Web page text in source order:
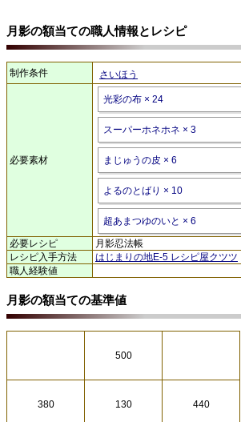
月影の額当ての職人情報とレシピ
制作条件 さいほう
必要素材
光彩の布 × 24
スーパーホネホネ × 3
まじゅうの皮 × 6
よるのとばり × 10
超あまつゆのいと × 6
必要レシピ
月影忍法帳
レシピ入手方法
はじまりの地E-5 レシピ屋クツツ
職人経験値
月影の額当ての基準値
500
380 130 440